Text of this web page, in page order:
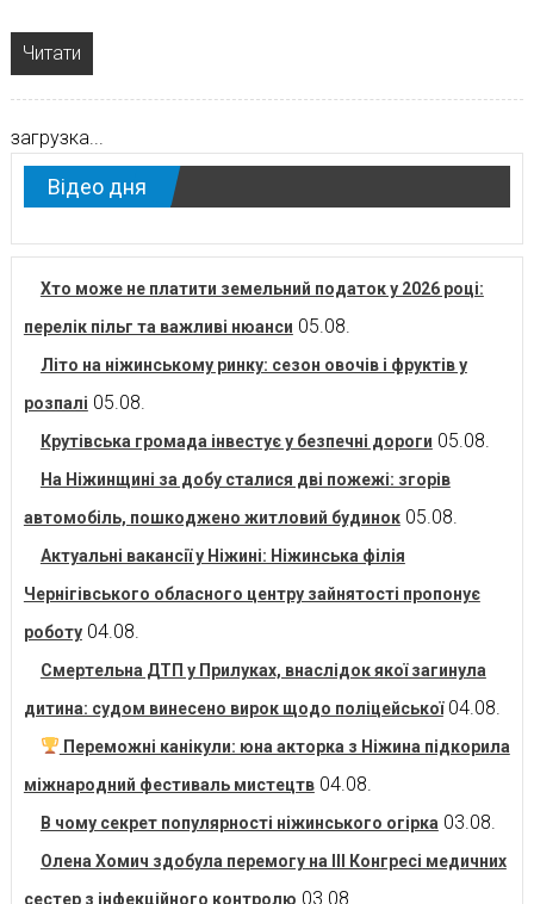
Читати
загрузка...
Відео дня
Хто може не платити земельний податок у 2026 році:
перелік пільг та важливі нюанси 05.08.
Літо на ніжинському ринку: сезон овочів і фруктів у
розпалі 05.08.
Крутівська громада інвестує у безпечні дороги 05.08.
На Ніжинщині за добу сталися дві пожежі: згорів
автомобіль, пошкоджено житловий будинок 05.08.
Актуальні вакансії у Ніжині: Ніжинська філія
Чернігівського обласного центру зайнятості пропонує
роботу 04.08.
Смертельна ДТП у Прилуках, внаслідок якої загинула
дитина: судом винесено вирок щодо поліцейської 04.08.
Переможні канікули: юна акторка з Ніжина підкорила
міжнародний фестиваль мистецтв 04.08.
В чому секрет популярності ніжинського огірка 03.08.
Олена Хомич здобула перемогу на ІІІ Конгресі медичних
сестер з інфекційного контролю 03.08.